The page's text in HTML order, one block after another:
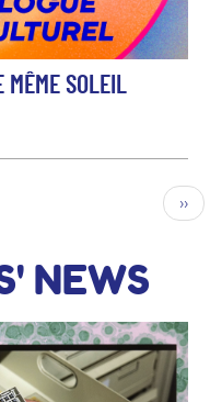
MÊME SOLEIL
››
NEWS